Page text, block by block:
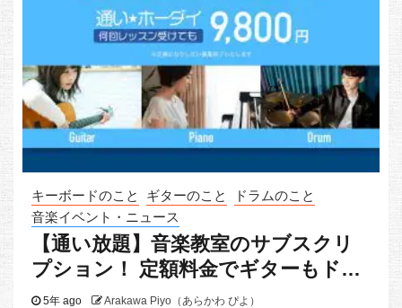
キーボードのこと ギターのこと
ドラムのこと
音楽イベント・ニュース
【通い放題】音楽教室のサブスクリ
プション！ 定額料金でギターもドラ
ムもピアノも
5年 ago Arakawa Piyo（あらかわ ぴよ）